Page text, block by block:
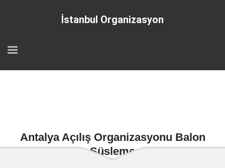
İstanbul Organizasyon
Antalya Açılış Organizasyonu Balon
Süsleme